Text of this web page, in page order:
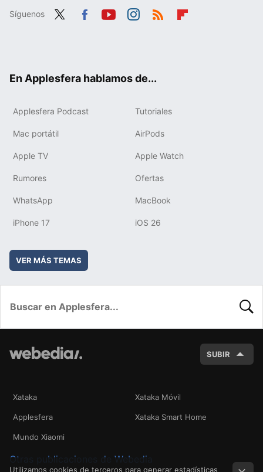
Síguenos
En Applesfera hablamos de...
Applesfera Podcast Tutoriales
Mac portátil AirPods
Apple TV Apple Watch
Rumores Ofertas
WhatsApp MacBook
iPhone 17 iOS 26
VER MÁS TEMAS
SUBIR
Xataka Xataka Móvil
Applesfera Xataka Smart Home
Mundo Xiaomi
Otras publicaciones de Webedia
Utilizamos cookies de terceros para generar estadísticas